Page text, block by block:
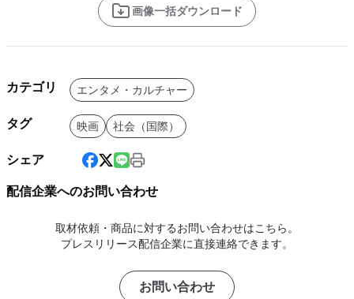
画像一括ダウンロード
カテゴリ エンタメ・カルチャー
タグ 映画 社会（国際）
シェア
配信企業へのお問い合わせ
取材依頼・商品に対するお問い合わせはこちら。
プレスリリース配信企業に直接連絡できます。
お問い合わせ